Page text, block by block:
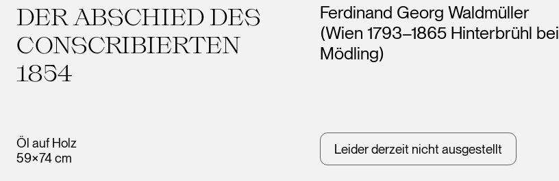
DER ABSCHIED DES
CONSCRIBIERTEN
1854
Öl auf Holz
59×74 cm
Künstler*innen
Ferdinand Georg Waldmüller
(Wien 1793–1865 Hinterbrühl bei
Mödling)
Leider derzeit nicht ausgestellt